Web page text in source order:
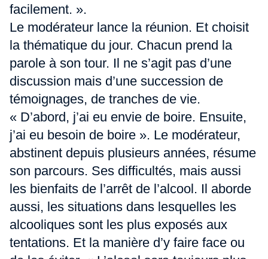
facilement. ».
Le modérateur lance la réunion. Et choisit
la thématique du jour. Chacun prend la
parole à son tour. Il ne s’agit pas d’une
discussion mais d’une succession de
témoignages, de tranches de vie.
« D’abord, j’ai eu envie de boire. Ensuite,
j’ai eu besoin de boire ». Le modérateur,
abstinent depuis plusieurs années, résume
son parcours. Ses difficultés, mais aussi
les bienfaits de l’arrêt de l’alcool. Il aborde
aussi, les situations dans lesquelles les
alcooliques sont les plus exposés aux
tentations. Et la manière d’y faire face ou